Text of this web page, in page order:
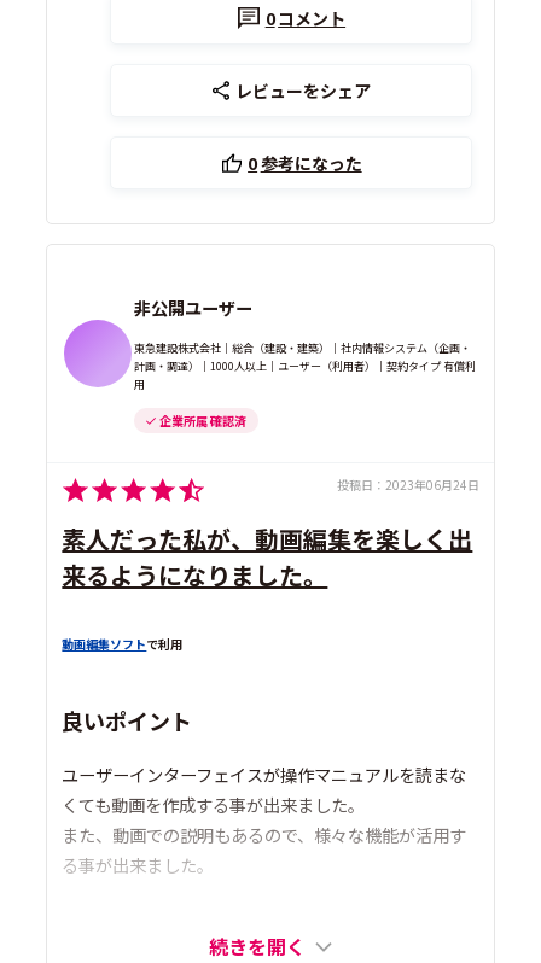
0コメント
レビューをシェア
0参考になった
非公開ユーザー
東急建設株式会社｜総合（建設・建築）｜社内情報システム（企画・
計画・調達）｜1000人以上｜ユーザー（利用者）｜契約タイプ 有償利
用
企業所属 確認済
投稿日： 2023年06月24日
素人だった私が、動画編集を楽しく出
来るようになりました。
動画編集ソフトで利用
良いポイント
ユーザーインターフェイスが操作マニュアルを読まな
くても動画を作成する事が出来ました。
また、動画での説明もあるので、様々な機能が活用す
る事が出来ました。
続きを開く